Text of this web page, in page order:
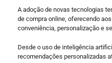
A adoção de novas tecnologias
de compra online, oferecendo
conveniência, personalização e
Desde o uso de inteligência
recomendações personalizadas